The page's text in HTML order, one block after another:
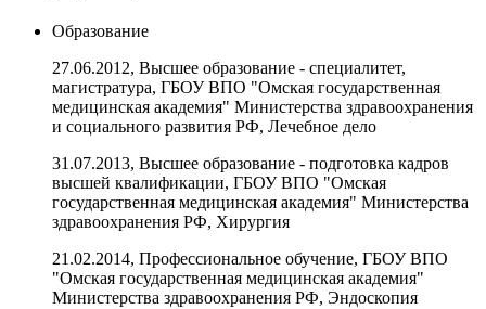
Образование
27.06.2012, Высшее образование - специалитет,
магистратура, ГБОУ ВПО "Омская государственная
медицинская академия" Министерства здравоохранения
и социального развития РФ, Лечебное дело
31.07.2013, Высшее образование - подготовка кадров
высшей квалификации, ГБОУ ВПО "Омская
государственная медицинская академия" Министерства
здравоохранения РФ, Хирургия
21.02.2014, Профессиональное обучение, ГБОУ ВПО
"Омская государственная медицинская академия"
Министерства здравоохранения РФ, Эндоскопия